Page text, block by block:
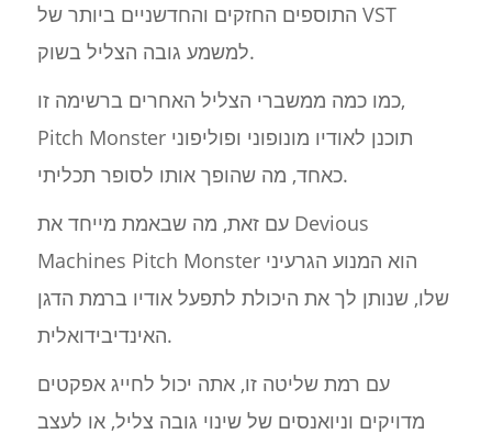
התוספים החזקים והחדשניים ביותר של VST
למשמע גובה הצליל בשוק.
כמו כמה ממשברי הצליל האחרים ברשימה זו,
Pitch Monster תוכנן לאודיו מונופוני ופוליפוני
כאחד, מה שהופך אותו לסופר תכליתי.
עם זאת, מה שבאמת מייחד את Devious
Machines Pitch Monster הוא המנוע הגרעיני
שלו, שנותן לך את היכולת לתפעל אודיו ברמת הדגן
האינדיבידואלית.
עם רמת שליטה זו, אתה יכול לחייג אפקטים
מדויקים וניואנסים של שינוי גובה צליל, או לעצב